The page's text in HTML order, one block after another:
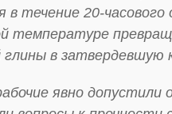
в течение 20-часового
температуре
глины в затвердевшую
явно допустили